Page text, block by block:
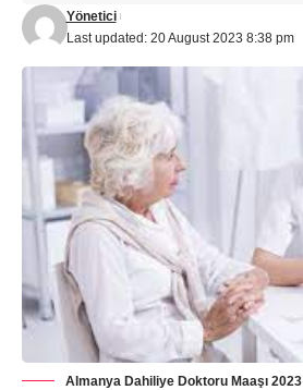
Last updated: 20 August 2023 8:38 pm
Yönetici
Almanya Dahiliye Doktoru Maaşı 2023